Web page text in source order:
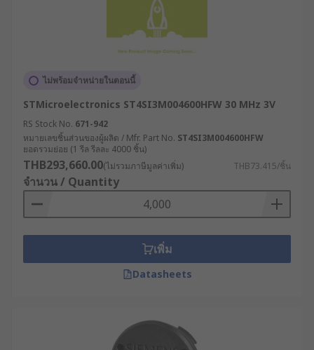
ไม่พร้อมจำหน่ายในตอนนี้
STMicroelectronics ST4SI3M004600HFW 30 MHz 3V
RS Stock No. 671-942
หมายเลขชิ้นส่วนของผู้ผลิต / Mfr. Part No. ST4SI3M004600HFW
ยอดรวมย่อย (1 รีล รีลละ 4000 ชิ้น)
THB293,660.00(ไม่รวมภาษีมูลค่าเพิ่ม) THB73.415/ชิ้น
จำนวน / Quantity
เพิ่ม
Datasheets